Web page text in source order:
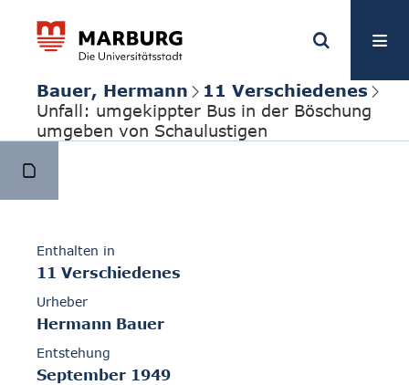
Bauer, Hermann
11 Verschiedenes
Unfall: umgekippter Bus in der Böschung
umgeben von Schaulustigen
Enthalten in
11 Verschiedenes
Urheber
Hermann Bauer
Entstehung
September 1949